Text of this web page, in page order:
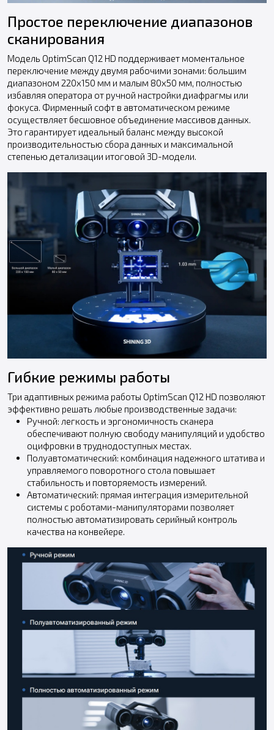
Простое переключение диапазонов
сканирования
Модель OptimScan Q12 HD поддерживает моментальное
переключение между двумя рабочими зонами: большим
диапазоном 220x150 мм и малым 80x50 мм, полностью
избавляя оператора от ручной настройки диафрагмы или
фокуса. Фирменный софт в автоматическом режиме
осуществляет бесшовное объединение массивов данных.
Это гарантирует идеальный баланс между высокой
производительностью сбора данных и максимальной
степенью детализации итоговой 3D-модели.
Гибкие режимы работы
Три адаптивных режима работы OptimScan Q12 HD позволяют
эффективно решать любые производственные задачи:
Ручной: легкость и эргономичность сканера
обеспечивают полную свободу манипуляций и удобство
оцифровки в труднодоступных местах.
Полуавтоматический: комбинация надежного штатива и
управляемого поворотного стола повышает
стабильность и повторяемость измерений.
Автоматический: прямая интеграция измерительной
системы с роботами-манипуляторами позволяет
полностью автоматизировать серийный контроль
качества на конвейере.